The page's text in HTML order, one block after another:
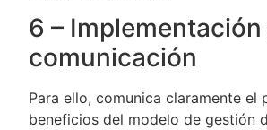
6 – Implementación
comunicación
Para ello, comunica claramente el
beneficios del modelo de gestión